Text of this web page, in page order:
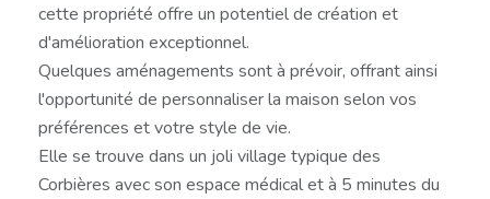
cette propriété offre un potentiel de création et
d'amélioration exceptionnel.
Quelques aménagements sont à prévoir, offrant ainsi
l'opportunité de personnaliser la maison selon vos
préférences et votre style de vie.
Elle se trouve dans un joli village typique des
Corbières avec son espace médical et à 5 minutes du